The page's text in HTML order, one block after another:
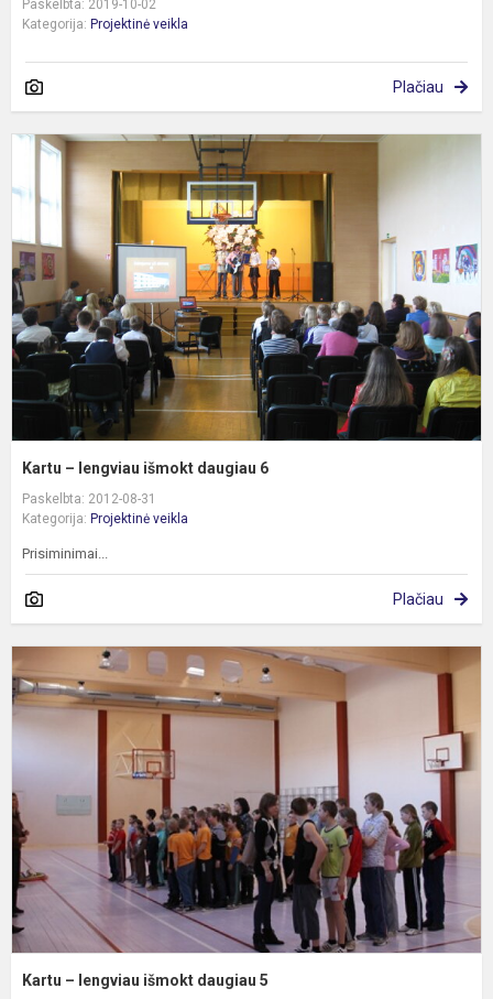
Paskelbta: 2019-10-02
Kategorija: Projektinė veikla
Plačiau
Kartu – lengviau išmokt daugiau 6
Paskelbta: 2012-08-31
Kategorija: Projektinė veikla
Prisiminimai...
Plačiau
Kartu – lengviau išmokt daugiau 5